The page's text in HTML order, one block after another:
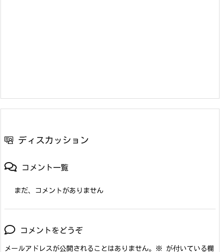
ディスカッション
コメント一覧
まだ、コメントがありません
コメントをどうぞ
メールアドレスが公開されることはありません。 ※ が付いている欄